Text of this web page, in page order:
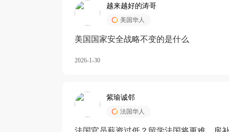
越来越好的涛哥
美国华人
美国国家安全战略不变的是什么
2026-1-30
紫瑜诚邻
法国华人